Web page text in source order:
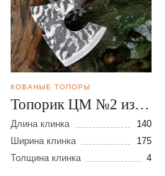
КОВАНЫЕ ТОПОРЫ
Топорик ЦМ №2 из
стали 95Х18
Длина клинка
140
Ширина клинка
175
Толщина клинка
4